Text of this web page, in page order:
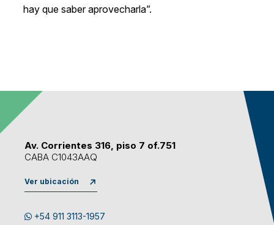
hay que saber aprovecharla”.
Av. Corrientes 316, piso 7 of.751
CABA C1043AAQ
Ver ubicación
+54 911 3113-1957